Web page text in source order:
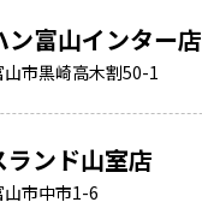
ン富山インター店
山市黒崎高木割50-1
ランド山室店
山市中市1-6